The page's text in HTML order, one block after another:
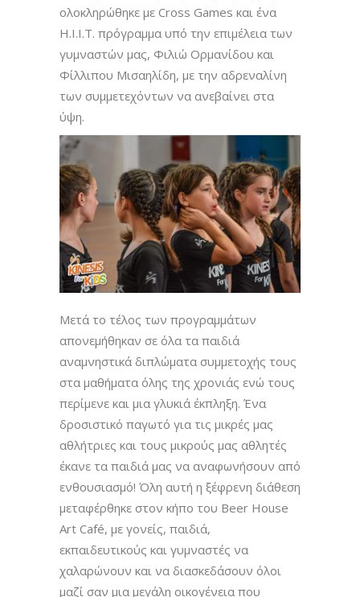
ολοκληρώθηκε με Cross Games και ένα
H.I.I.T. πρόγραμμα υπό την επιμέλεια των
γυμναστών μας, Φιλιώ Ορμανίδου και
Φίλλιπου Μισαηλίδη, με την αδρεναλίνη
των συμμετεχόντων να ανεβαίνει στα
ύψη.
Μετά το τέλος των προγραμμάτων
απονεμήθηκαν σε όλα τα παιδιά
αναμνηστικά διπλώματα συμμετοχής τους
στα μαθήματα όλης της χρονιάς ενώ τους
περίμενε και μια γλυκιά έκπληξη. Ένα
δροσιστικό παγωτό για τις μικρές μας
αθλήτριες και τους μικρούς μας αθλητές
έκανε τα παιδιά μας να αναφωνήσουν από
ενθουσιασμό! Όλη αυτή η ξέφρενη διάθεση
μεταφέρθηκε στον κήπο του Beer House
Art Café, με γονείς, παιδιά,
εκπαιδευτικούς και γυμναστές να
χαλαρώνουν και να διασκεδάσουν όλοι
μαζί σαν μια μεγάλη οικογένεια που